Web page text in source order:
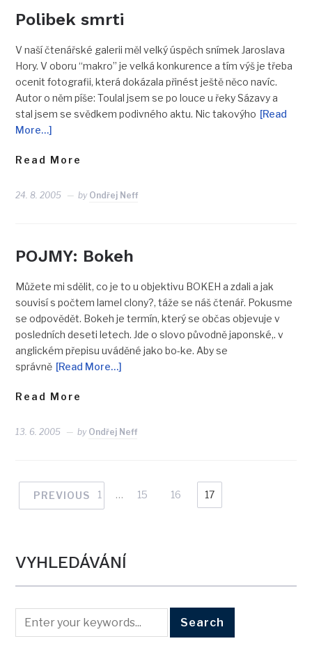
Polibek smrti
V naší čtenářské galerii měl velký úspěch snímek Jaroslava
Hory. V oboru “makro” je velká konkurence a tím výš je třeba
ocenit fotografii, která dokázala přinést ještě něco navíc.
Autor o něm píše: Toulal jsem se po louce u řeky Sázavy a
stal jsem se svědkem podivného aktu. Nic takovýho [Read
More…]
Read More
24. 8. 2005 by Ondřej Neff
POJMY: Bokeh
Můžete mi sdělit, co je to u objektivu BOKEH a zdali a jak
souvisí s počtem lamel clony?, táže se náš čtenář. Pokusme
se odpovědět. Bokeh je termín, který se občas objevuje v
posledních deseti letech. Jde o slovo původně japonské,. v
anglickém přepisu uváděné jako bo-ke. Aby se
správně [Read More…]
Read More
13. 6. 2005 by Ondřej Neff
PREVIOUS 1 … 15 16 17
VYHLEDÁVÁNÍ